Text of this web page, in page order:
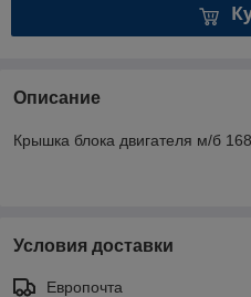
Описание
Крышка блока двигателя м/б
Условия доставки
Европочта